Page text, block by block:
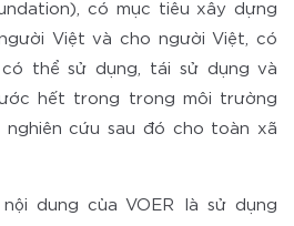
có mục tiêu xây dựng
Việt và cho người Việt, có
thể sử dụng, tái sử dụng và
hết trong trong môi trường
cứu sau đó cho toàn xã
dung của VOER là sử dụng